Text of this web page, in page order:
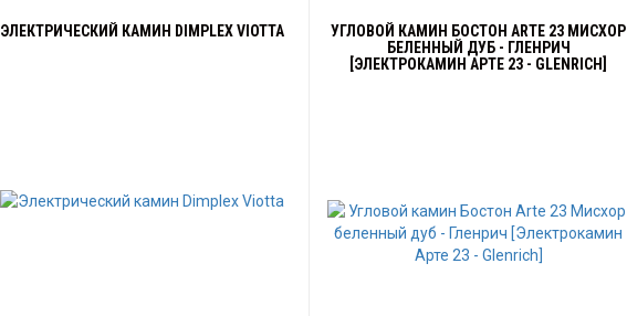
ЭЛЕКТРИЧЕСКИЙ КАМИН DIMPLEX VIOTTA
УГЛОВОЙ КАМИН БОСТОН ARTE 23 МИСХОР
БЕЛЕННЫЙ ДУБ - ГЛЕНРИЧ
[ЭЛЕКТРОКАМИН АРТЕ 23 - GLENRICH]